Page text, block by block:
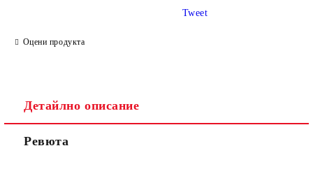
Оцени продукта
Tweet
Детайлно описание
Ревюта